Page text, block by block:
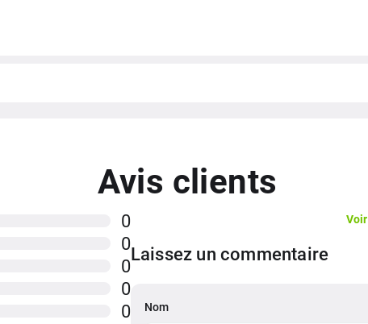
proximité, gyro, compass
Avis clients
0
0
0
0
0
Laissez un commentaire
Nom